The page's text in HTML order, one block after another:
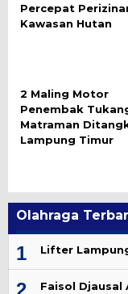
Percepat
Kawasan Hutan
2 Maling Motor
Penembak
Matraman
Lampung Timur
Olahraga
1 Lifter
2
Faisol Djausal